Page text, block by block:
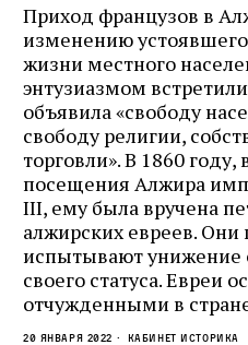
Приход французов в
изменению
жизни местного
энтузиазмом
объявила «свободу
свободу религии,
торговли». В 1860
посещения Алжира
III, ему была вручена
алжирских евреев. Они
испытывают унижение
своего статуса. Евреи
отчужденными в
20 января 2022 кабинет историка